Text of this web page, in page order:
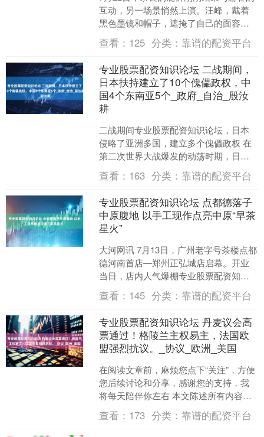
互动，另一场景悄然上演。汪峰，戴着
黑色墨镜和帽子，遮掩了自己的面容专
业股票配资知识论坛，他牵着醒醒，而
森林北则牵着一位陌生....
查看： 125 分类：靠谱的配资平台
专业股票配资知识论坛 二战期间，
日本扶持建立了10个傀儡政权，中
国4个东南亚5个_政府_自治_殷汝
耕
二战期间专业股票配资知识论坛，日本
侵略了亚洲多国，建立多个傀儡政权 在
第二次世界大战爆发的动荡时期，日本
凭借其庞大的军事力量，侵占了多个国
家，包括朝鲜、中国、马....
查看： 163 分类：靠谱的配资平台
专业股票配资知识论坛 点都德落子
中原腹地 以手工现作点亮中原“早茶
星火”
大河网讯 7月13日，广州老字号茶楼点都
德河南首店—郑州正弘城店启幕。开业
当日，店内人气爆棚专业股票配资知识
论坛，数百名食客早早排起长龙。此次
跨越1100公里，....
查看： 145 分类：靠谱的配资平台
专业股票配资知识论坛 丹麦议会高
票通过！格陵兰主权易主，法国欧
盟强烈抗议。_协议_欧洲_美国
在阅读文章前，麻烦您点下“关注”，方便
您后续讨论和分享，感谢您的支持，我
将每天陪伴你左右 本文陈述所有内容皆
有可靠信息来源赘述在文章结尾 ——【·
前言·】—— ....
查看： 173 分类：靠谱的配资平台